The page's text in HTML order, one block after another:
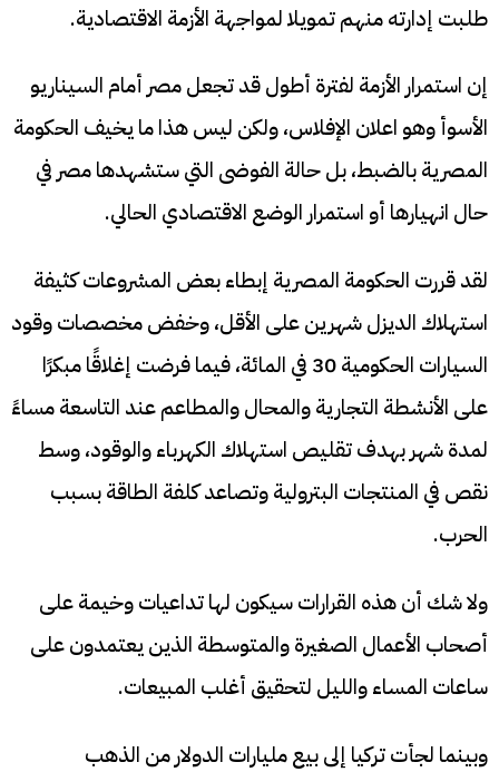
طلبت إدارته منهم تمويلا لمواجهة الأزمة الاقتصادية.
إن استمرار الأزمة لفترة أطول قد تجعل مصر أمام السيناريو
الأسوأ وهو اعلان الإفلاس، ولكن ليس هذا ما يخيف الحكومة
المصرية بالضبط، بل حالة الفوضى التي ستشهدها مصر في
حال انهيارها أو استمرار الوضع الاقتصادي الحالي.
لقد قررت الحكومة المصرية إبطاء بعض المشروعات كثيفة
استهلاك الديزل شهرين على الأقل، وخفض مخصصات وقود
السيارات الحكومية 30 في المائة، فيما فرضت إغلاقًا مبكرًا
على الأنشطة التجارية والمحال والمطاعم عند التاسعة مساءً
لمدة شهر بهدف تقليص استهلاك الكهرباء والوقود، وسط
نقص في المنتجات البترولية وتصاعد كلفة الطاقة بسبب
الحرب.
ولا شك أن هذه القرارات سيكون لها تداعيات وخيمة على
أصحاب الأعمال الصغيرة والمتوسطة الذين يعتمدون على
ساعات المساء والليل لتحقيق أغلب المبيعات.
وبينما لجأت تركيا إلى بيع مليارات الدولار من الذهب